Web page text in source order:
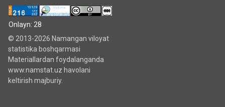
Onlayn: 28
© 2013-2026 Namangan viloyat
statistika boshqarmasi
Materiallardan foydalanganda
www.namstat.uz havolani
keltirish majburiy.